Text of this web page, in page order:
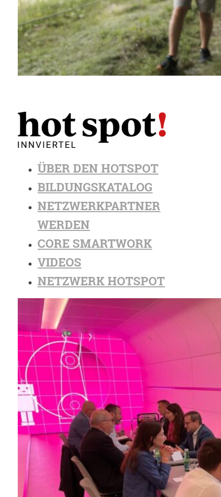
ÜBER DEN HOTSPOT
BILDUNGSKATALOG
NETZWERKPARTNER
WERDEN
CORE SMARTWORK
VIDEOS
NETZWERK HOTSPOT